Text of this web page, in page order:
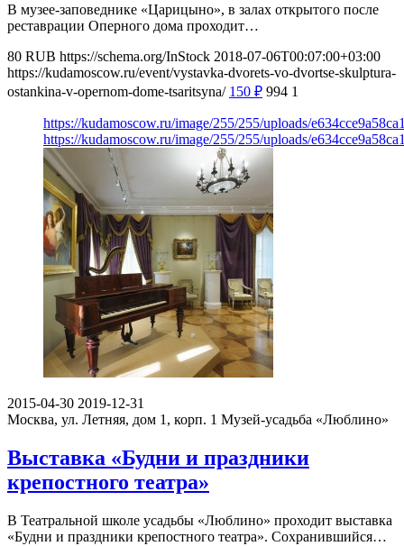
В музее-заповеднике «Царицыно», в залах открытого после
реставрации Оперного дома проходит…
80 RUB https://schema.org/InStock 2018-07-06T00:07:00+03:00
https://kudamoscow.ru/event/vystavka-dvorets-vo-dvortse-skulptura-
ostankina-v-opernom-dome-tsaritsyna/ 150 ₽ 994 1
https://kudamoscow.ru/image/255/255/uploads/
https://kudamoscow.ru/image/255/255/uploads/
2015-04-30 2019-12-31
Москва, ул. Летняя, дом 1, корп. 1 Музей-усадьба «Люблино»
Выставка «Будни и праздники
крепостного театра»
В Театральной школе усадьбы «Люблино» проходит выставка
«Будни и праздники крепостного театра». Сохранившийся…